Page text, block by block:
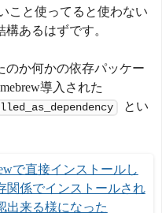
こと使ってると使わない
あるはずです。
のか何かの依存パッケー
導入された
とい
で直接インストールし
関係でインストールされ
出来る様になった